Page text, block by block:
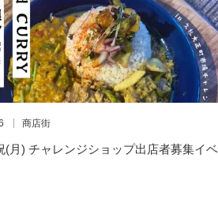
商店街
(月) チャレンジショップ出店者募集イベ